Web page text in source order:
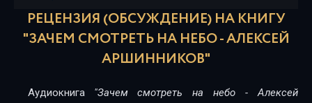
17
19
РЕЦЕНЗИЯ (ОБСУЖДЕНИЕ) НА КНИГУ
"ЗАЧЕМ СМОТРЕТЬ НА НЕБО - АЛЕКСЕЙ
АРШИННИКОВ"
Аудиокнига "Зачем смотреть на небо - Алексей